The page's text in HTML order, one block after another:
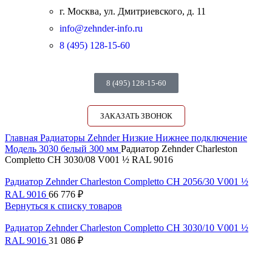
г. Москва, ул. Дмитриевского, д. 11
info@zehnder-info.ru
8 (495) 128-15-60
8 (495) 128-15-60
ЗАКАЗАТЬ ЗВОНОК
Главная Радиаторы ZehnderНизкие Нижнее подключение
Модель 3030 белый 300 мм Радиатор Zehnder Charleston
Completto CH 3030/08 V001 ½ RAL 9016
Радиатор Zehnder Charleston Completto CH 2056/30 V001 ½
RAL 9016 66 776 ₽
Вернуться к списку товаров
Радиатор Zehnder Charleston Completto CH 3030/10 V001 ½
RAL 9016 31 086 ₽